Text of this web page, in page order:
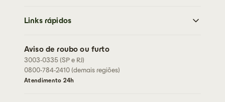
Sustentabilidade
Carro
Residencial
Condições Gerais
Fazer cotação
Links rápidos
Cartão de assistência
Fale conosco
Aviso de roubo ou furto
3003-0335 (SP e RJ)
0800-784-2410 (demais regiões)
Atendimento 24h